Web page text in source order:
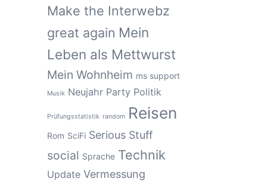
Make the Interwebz
great again Mein
Leben als Mettwurst
Mein Wohnheim ms support
Musik Neujahr Party Politik
Prüfungsstatistik random Reisen
Rom SciFi Serious Stuff
social Sprache Technik
Update Vermessung